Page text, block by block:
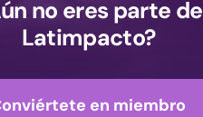
no eres parte de
Latimpacto?
en miembro